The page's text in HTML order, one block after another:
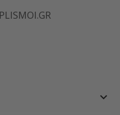
keyboard_arrow_down